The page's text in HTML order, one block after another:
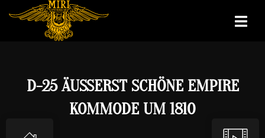
D-25 ÄUSSERST SCHÖNE EMPIRE K
OMMODE UM 1810